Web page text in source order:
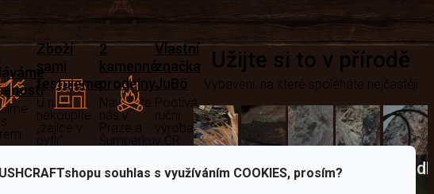
souhlas s využíváním COOKIES, prosím?
Zboží
sami
testujeme
U nás
nekoupíte
„zajíce v
pytli“
2
kamenné
prodejny
Navštivte
nás v
Praze a
Šumperku
Vlastní
značka
JuBö
Poctivá
ruční
výroba
v ČR
skvělé výhody
Užijte si to v přírodě
Vybavení, na které spoléháte nejčastěji
Vařiče
Křesadla